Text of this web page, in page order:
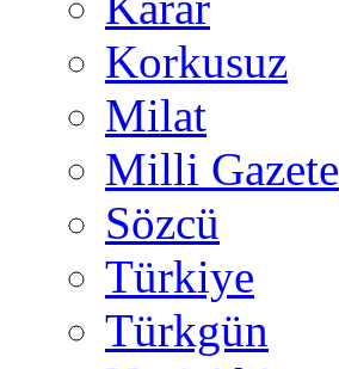
Korkusuz
Milat
Milli Gazete
Sözcü
Türkiye
Türkgün